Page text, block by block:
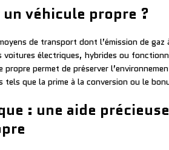
véhicule propre ?
de transport dont l’émission de
électriques, hybrides ou
permet de préserver
tels que la prime à la conversion ou le
: une aide